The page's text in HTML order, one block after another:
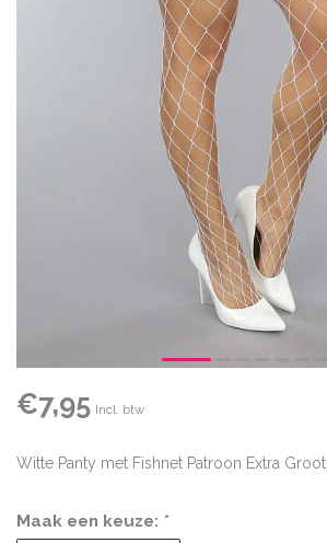
€7,95 Incl. btw
Witte Panty met Fishnet Patroon Extra Groot
Maak een keuze: *